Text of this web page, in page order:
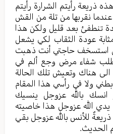
ذريعة رأيتم الشرارة رأيتم
نقربها من تلة من القش
تنطفئ بعد قليل ولكن هذا
عودة الثقاب لكي يشعل
استسخف حاجتي أنت ذهبت
تطلب شفاء مرض وجع ألم في
هناك وتعيش تلك الحالة
ولا في رأسي هذا المقام
بالله عزوجل ينسيك
يدي الله عزوجل هذا خاصيته
ذريعةٌ للأنس بالله عزوجل بقي
الحديث.